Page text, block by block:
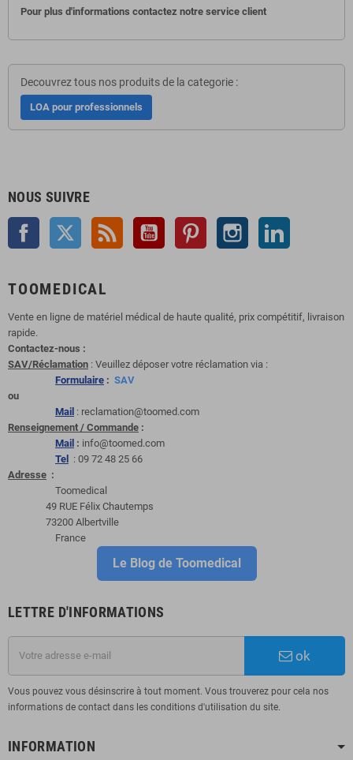
Pour plus d'informations contactez notre service client
Decouvrez tous nos produits de la categorie :
LOA pour professionnels
NOUS SUIVRE
Facebook Twitter YouTube Pinterest Instagram
TOOMEDICAL
Vente en ligne de matériel médical de haute qualité, prix compétitif, livraison
rapide.
Contactez-nous :
SAV/Réclamation : Veuillez déposer votre réclamation via :
Formulaire : SAV
ou
Mail : reclamation@toomed.com
Renseignement / Commande :
Mail : info@toomed.com
Tel
: 09 72 48 25 66
Adresse :
Toomedical
49 RUE Félix Chautemps
73200 Albertville
France
Le Blog de Toomedical
LETTRE D'INFORMATIONS
ok
Vous pouvez vous désinscrire à tout moment. Vous trouverez pour cela nos
informations de contact dans les conditions d'utilisation du site.
INFORMATION